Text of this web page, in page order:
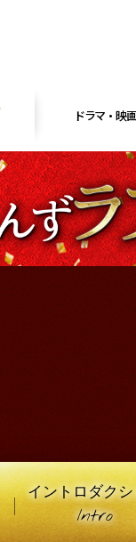
ドラマ・映画
イントロダク
Intro